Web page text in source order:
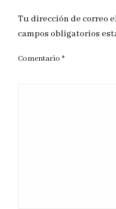
Tu dirección de correo
campos obligatorios
Comentario *